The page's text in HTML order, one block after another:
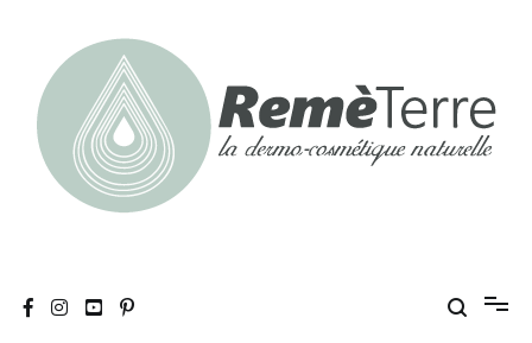
contenu